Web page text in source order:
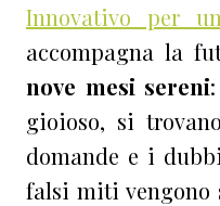
Innovativo per
accompagna la
nove mesi sereni
gioioso, si
domande e i
falsi miti vengono